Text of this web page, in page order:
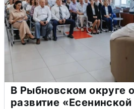
В Рыбновском округе
развитие